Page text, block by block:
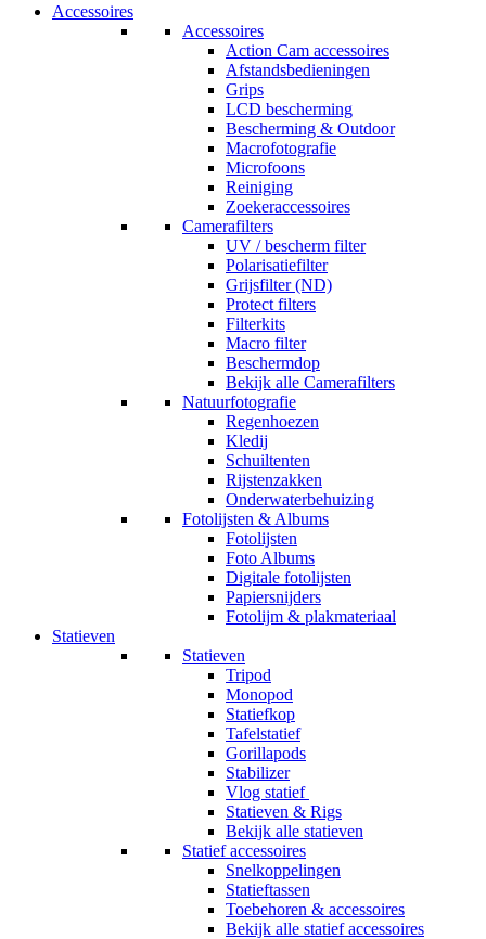
Accessoires
Accessoires
Action Cam accessoires
Afstandsbedieningen
Grips
LCD bescherming
Bescherming & Outdoor
Macrofotografie
Microfoons
Reiniging
Zoekeraccessoires
Camerafilters
UV / bescherm filter
Polarisatiefilter
Grijsfilter (ND)
Protect filters
Filterkits
Macro filter
Beschermdop
Bekijk alle Camerafilters
Natuurfotografie
Regenhoezen
Kledij
Schuiltenten
Rijstenzakken
Onderwaterbehuizing
Fotolijsten & Albums
Fotolijsten
Foto Albums
Digitale fotolijsten
Papiersnijders
Fotolijm & plakmateriaal
Statieven
Statieven
Tripod
Monopod
Statiefkop
Tafelstatief
Gorillapods
Stabilizer
Vlog statief
Statieven & Rigs
Bekijk alle statieven
Statief accessoires
Snelkoppelingen
Statieftassen
Toebehoren & accessoires
Bekijk alle statief accessoires